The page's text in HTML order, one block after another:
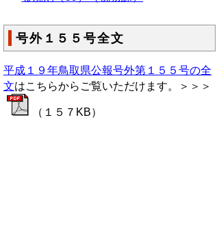
号外１５５号全文
平成１９年鳥取県公報号外第１５５号の全
文はこちらからご覧いただけます。＞＞＞
（１５７KB）